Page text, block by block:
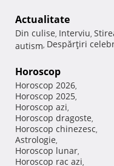
Actualitate
Din culise, Interviu,
autism, Despărţiri
Horoscop
Horoscop 2026,
Horoscop 2025,
Horoscop azi,
Horoscop dragoste,
Horoscop chinezesc,
Astrologie,
Horoscop lunar,
Horoscop rac azi,